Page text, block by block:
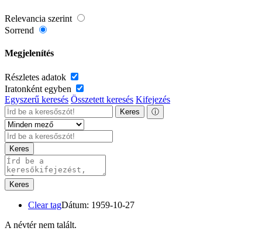
Relevancia szerint
Sorrend
Megjelenítés
Részletes adatok
Iratonként egyben
Egyszerű keresés Összetett keresés Kifejezés
Keres ⓘ
Keres
Keres
Clear tagDátum: 1959-10-27
A névtér nem talált.